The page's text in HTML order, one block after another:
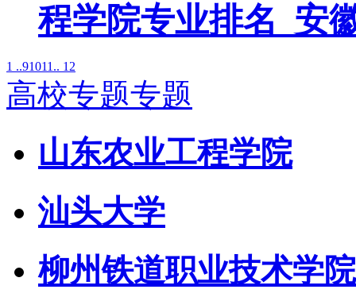
程学院专业排名_安
1 ..91011 .. 12
高校专题专题
山东农业工程学院
汕头大学
柳州铁道职业技术学院